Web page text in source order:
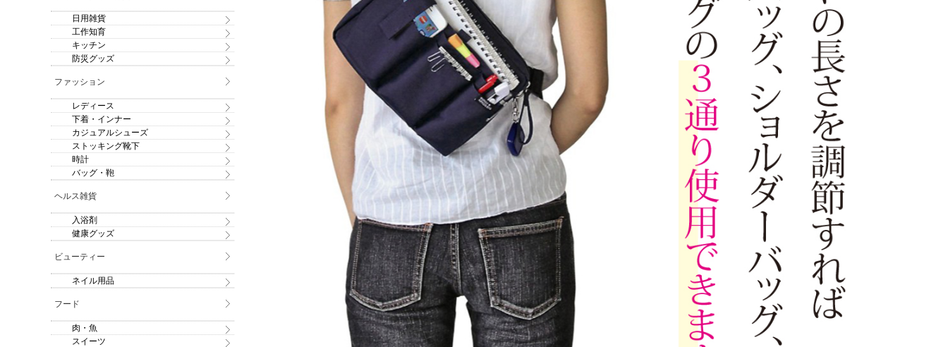
日用雑貨
工作知育
キッチン
防災グッズ
ファッション
レディース
下着・インナー
カジュアルシューズ
ストッキング靴下
時計
バッグ・鞄
ヘルス雑貨
入浴剤
健康グッズ
ビューティー
ネイル用品
フード
肉・魚
スイーツ